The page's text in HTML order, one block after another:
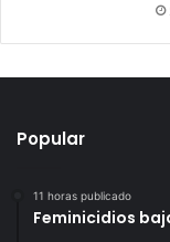
Popular
11 horas publicado
Feminicidios